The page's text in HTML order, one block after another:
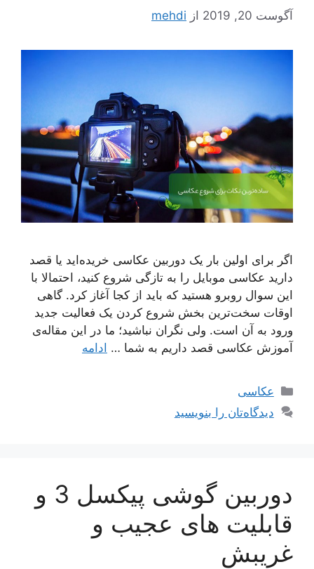
آگوست 20, 2019 از mehdi
اگر برای اولین بار یک دوربین عکاسی خریده‌اید یا قصد
دارید عکاسی موبایل را به تازگی شروع کنید، احتمالا با
این سوال روبرو هستید که باید از کجا آغاز کرد. گاهی
اوقات سخت‌ترین بخش شروع کردن یک فعالیت جدید
ورود به آن است. ولی نگران نباشید؛ ما در این مقاله‌ی
آموزش عکاسی قصد داریم به شما … ادامه
دسته‌ها
عکاسی
دیدگاه‌تان را بنویسید
دوربین گوشی پیکسل 3 و
قابلیت های عجیب و
غریبش